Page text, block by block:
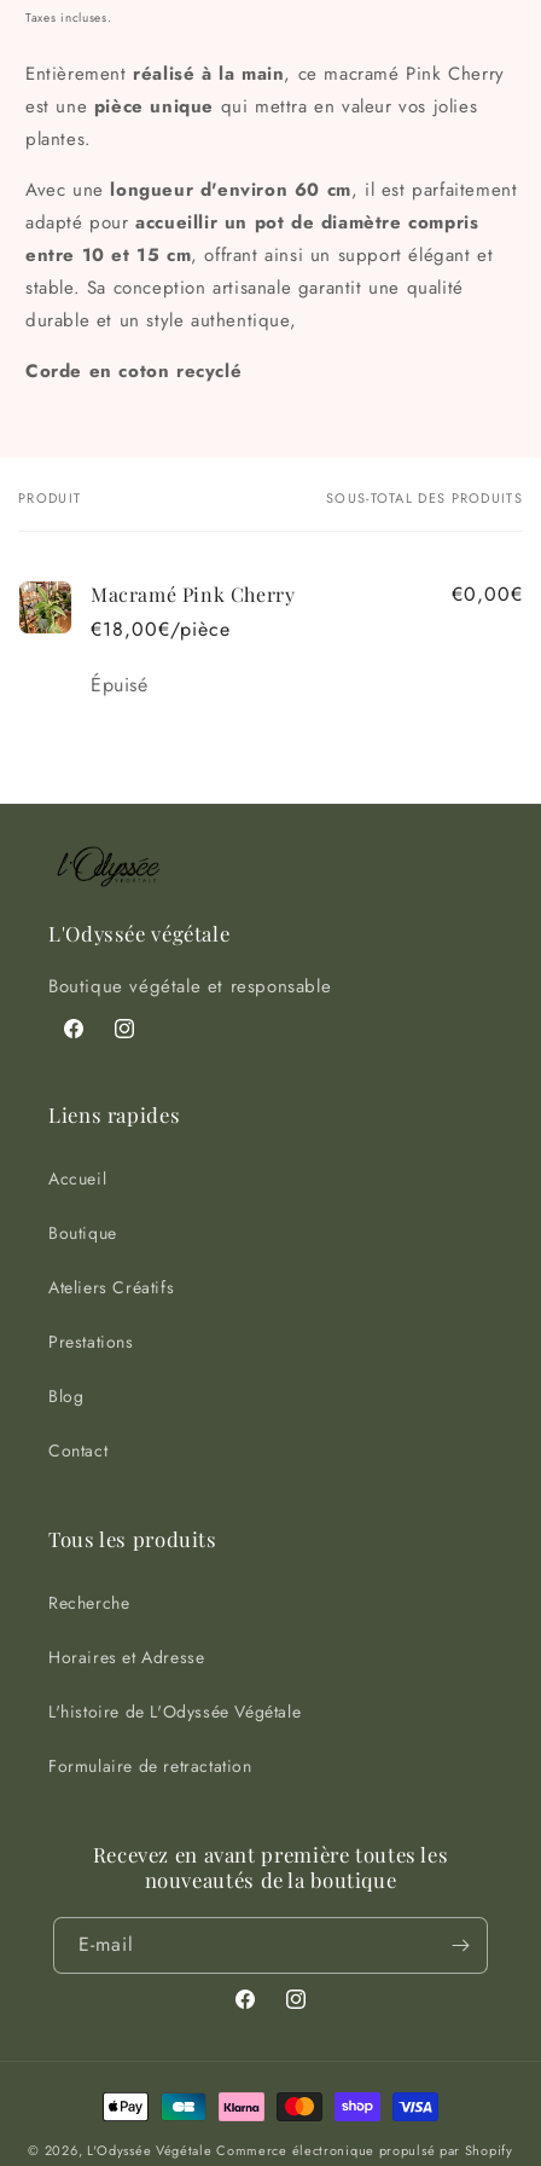
habituel
Taxes incluses.
Entièrement réalisé à la main, ce macramé Pink Cherry
est une pièce unique qui mettra en valeur vos jolies
plantes.
Avec une longueur d'environ 60 cm, il est parfaitement
adapté pour accueillir un pot de diamètre compris
entre 10 et 15 cm, offrant ainsi un support élégant et
stable. Sa conception artisanale garantit une qualité
durable et un style authentique,
Corde en coton recyclé
Votre
PRODUIT SOUS-TOTAL DES PRODUITS
Macramé Pink Cherry
€18,00€/pièce
€0,00€
Quantité
Épuisé
en
L'Odyssée végétale
Boutique végétale et responsable
FacebookInstagram
Liens rapides
Accueil
Boutique
Ateliers Créatifs
Prestations
Blog
Contact
Tous les produits
Recherche
Horaires et Adresse
L'histoire de L'Odyssée Végétale
Formulaire de retractation
Recevez en avant première toutes les
nouveautés de la boutique
E-mail
FacebookInstagram
Moyens
de
paiement
© 2026, L'Odyssée Végétale Commerce électronique propulsé par Shopify